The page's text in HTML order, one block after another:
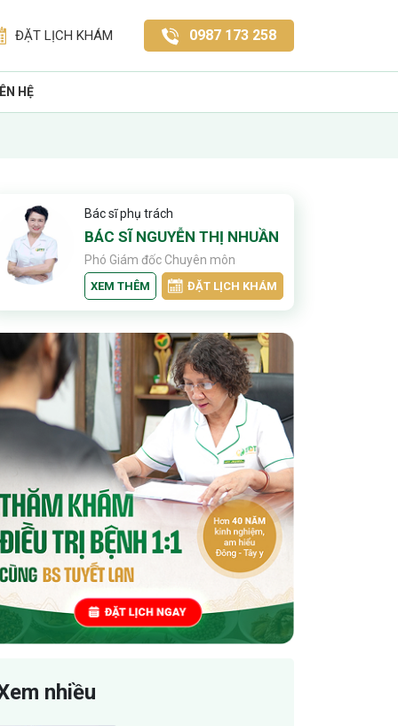
ĐẶT LỊCH KHÁM 0987 173 258
HỆ
Bác sĩ phụ trách
BÁC SĨ NGUYỄN THỊ NHUẦN
Phó Giám đốc Chuyên môn
XEM THÊM ĐẶT LỊCH KHÁM
nhiều